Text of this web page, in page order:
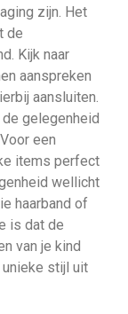
zijn. Het
de
Kijk naar
aanspreken
aansluiten.
gelegenheid
een
items perfect
wellicht
haarband of
is dat de
van je kind
unieke stijl uit